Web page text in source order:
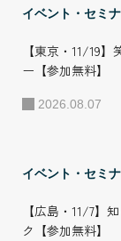
イベント・セミ
【東京・11/19
ー【参加無料】
2026.08.07
イベント・セミ
【広島・11/7】
ク【参加無料】